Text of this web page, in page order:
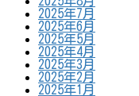
2025年7月
2025年6月
2025年5月
2025年4月
2025年3月
2025年2月
2025年1月